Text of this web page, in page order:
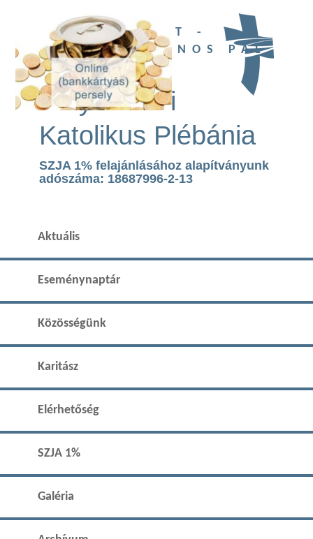
UBI DEUS EST -
SZENT II. JÁNOS PÁL
TEMPLOM
Páty Római
Katolikus Plébánia
SZJA 1% felajánlásához alapítványunk
adószáma: 18687996-2-13
Aktuális
Eseménynaptár
Közösségünk
Karitász
Elérhetőség
SZJA 1%
Galéria